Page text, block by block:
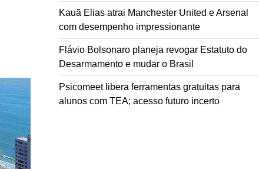
Kauã Elias atrai Manchester United e Arsenal
com desempenho impressionante
Flávio Bolsonaro planeja revogar Estatuto do
Desarmamento e mudar o Brasil
Psicomeet libera ferramentas gratuitas para
alunos com TEA; acesso futuro incerto